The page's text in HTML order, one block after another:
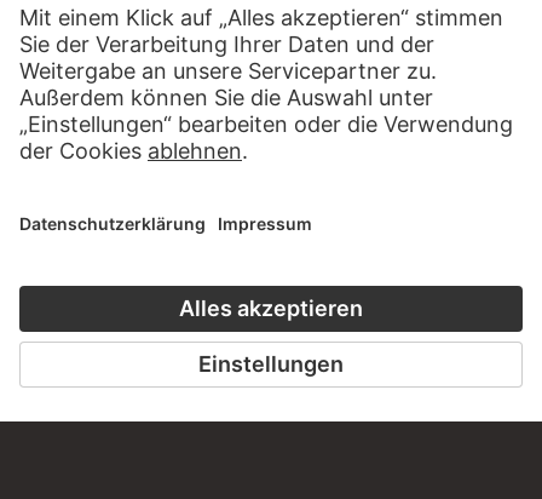
Haben Sie Anregungen, Fragen oder Informationen zu
diesem Werk?
SCHREIBEN SIE UNS
staedelmuseum.de/go/ds/1623z
LETZTE AKTUALISIERUNG
14.07.2026